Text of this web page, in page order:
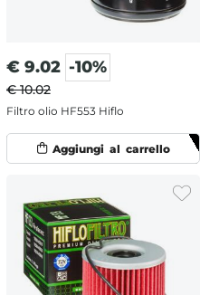
€ 9.02 -10%
€ 10.02
Filtro olio HF553 Hiflo